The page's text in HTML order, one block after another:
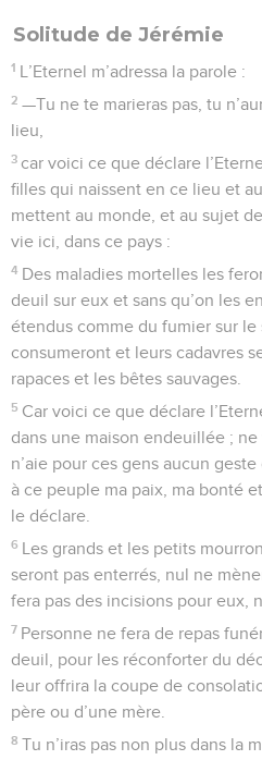
Solitude de Jérémie
1 L’Eternel m’adressa la parole :
2 —Tu ne te marieras pas, tu
lieu,
3 car voici ce que déclare
filles qui naissent en ce lieu et
mettent au monde, et au sujet
vie ici, dans ce pays :
4 Des maladies mortelles les
deuil sur eux et sans qu’on les
étendus comme du fumier sur le
consumeront et leurs cadavres
rapaces et les bêtes sauvages.
5 Car voici ce que déclare
dans une maison endeuillée ; ne
n’aie pour ces gens aucun
à ce peuple ma paix, ma bonté
le déclare.
6 Les grands et les petits
seront pas enterrés, nul ne
fera pas des incisions pour eux,
7 Personne ne fera de repas
deuil, pour les réconforter du
leur offrira la coupe de
père ou d’une mère.
8 Tu n’iras pas non plus dans la